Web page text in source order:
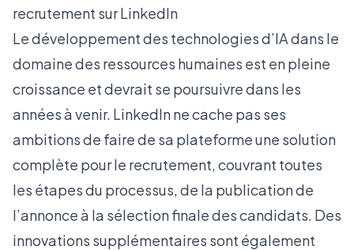
recrutement sur LinkedIn
Le développement des technologies d’IA dans le
domaine des ressources humaines est en pleine
croissance et devrait se poursuivre dans les
années à venir. LinkedIn ne cache pas ses
ambitions de faire de sa plateforme une solution
complète pour le recrutement, couvrant toutes
les étapes du processus, de la publication de
l’annonce à la sélection finale des candidats. Des
innovations supplémentaires sont également